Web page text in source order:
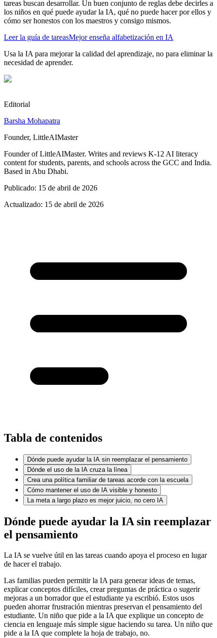
tareas buscan desarrollar. Un buen conjunto de reglas debe decirles a
los niños en qué puede ayudar la IA, qué no puede hacer por ellos y
cómo ser honestos con los maestros y consigo mismos.
Leer la guía de tareasMejor enseña alfabetización en IA
Usa la IA para mejorar la calidad del aprendizaje, no para eliminar la
necesidad de aprender.
Editorial
Barsha Mohapatra
Founder, LittleAIMaster
Founder of LittleAIMaster. Writes and reviews K-12 AI literacy
content for students, parents, and schools across the GCC and India.
Based in Abu Dhabi.
Publicado: 15 de abril de 2026
Actualizado: 15 de abril de 2026
Tabla de contenidos
Dónde puede ayudar la IA sin reemplazar el pensamiento
Dónde el uso de la IA cruza la línea
Crea una política familiar de tareas acorde con la escuela
Cómo mantener el uso de IA visible y honesto
La meta a largo plazo es mejor juicio, no cero IA
Dónde puede ayudar la IA sin reemplazar
el pensamiento
La IA se vuelve útil en las tareas cuando apoya el proceso en lugar
de hacer el trabajo.
Las familias pueden permitir la IA para generar ideas de temas,
explicar conceptos difíciles, crear preguntas de práctica o sugerir
mejoras a un borrador que el estudiante ya escribió. Estos usos
pueden ahorrar frustración mientras preservan el pensamiento del
estudiante. Un niño que pide a la IA que explique un concepto de
ciencia en lenguaje más simple sigue haciendo su tarea. Un niño que
pide a la IA que complete la hoja de trabajo, no.